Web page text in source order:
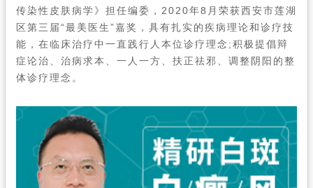
地区医院
在线问诊
传染性皮肤病学》担任编委，2020年8月荣获西安市莲湖
区第三届“最美医生”嘉奖，具有扎实的疾病理论和诊疗技
能，在临床治疗中一直践行人本位诊疗理念;积极提倡辩
症论治、治病求本、一人一方、扶正祛邪、调整阴阳的整
体诊疗理念。